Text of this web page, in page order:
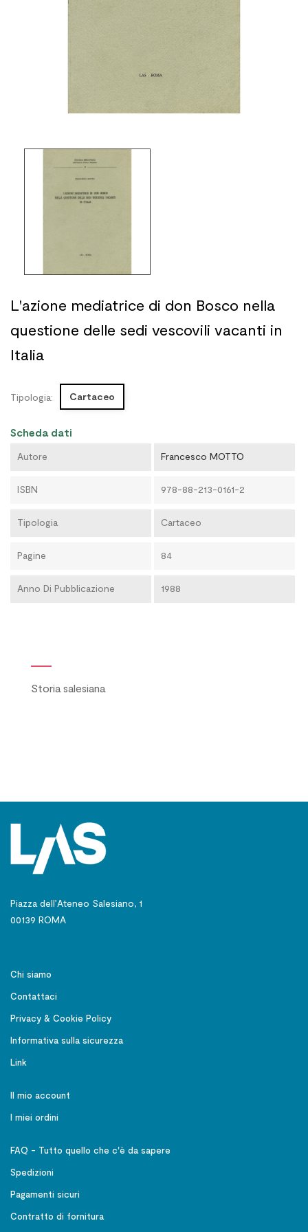
L'azione mediatrice di don Bosco nella
questione delle sedi vescovili vacanti in
Italia
Tipologia: Cartaceo
Scheda dati
Autore Francesco MOTTO
ISBN 978-88-213-0161-2
Tipologia Cartaceo
Pagine 84
Anno Di Pubblicazione 1988
Storia salesiana
Piazza dell’Ateneo Salesiano, 1
00139 ROMA
Chi siamo
Contattaci
Privacy & Cookie Policy
Informativa sulla sicurezza
Link
Il mio account
I miei ordini
FAQ - Tutto quello che c'è da sapere
Spedizioni
Pagamenti sicuri
Contratto di fornitura